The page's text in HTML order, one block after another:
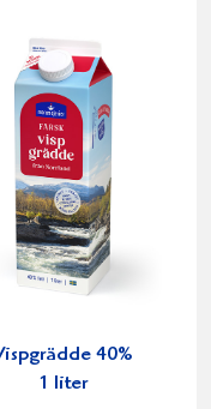
40%
1 liter